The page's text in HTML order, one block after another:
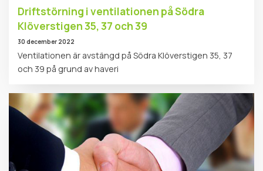
Driftstörning i ventilationen på Södra
Klöverstigen 35, 37 och 39
30 december 2022
Ventilationen är avstängd på Södra Klöverstigen 35, 37
och 39 på grund av haveri